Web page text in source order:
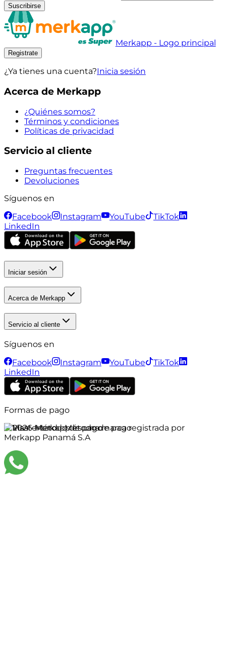
Suscribirse
Merkapp - Logo principal
Registrate
¿Ya tienes una cuenta?Inicia sesión
Acerca de Merkapp
¿Quiénes somos?
Términos y condiciones
Políticas de privacidad
Servicio al cliente
Preguntas frecuentes
Devoluciones
Síguenos en
Facebook
Instagram YouTube
TikTok
LinkedIn
Iniciar sesión
Acerca de Merkapp
Servicio al cliente
Síguenos en
Facebook
Instagram YouTube
TikTok
LinkedIn
Formas de pago
©2026Merkapp es una marca registrada por
Merkapp Panamá S.A